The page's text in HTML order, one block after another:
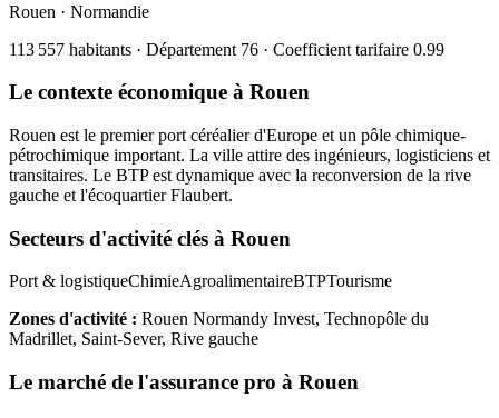
Rouen · Normandie
113 557 habitants · Département 76 · Coefficient tarifaire 0.99
Le contexte économique à Rouen
Rouen est le premier port céréalier d'Europe et un pôle chimique-
pétrochimique important. La ville attire des ingénieurs, logisticiens et
transitaires. Le BTP est dynamique avec la reconversion de la rive
gauche et l'écoquartier Flaubert.
Secteurs d'activité clés à Rouen
Port & logistiqueChimieAgroalimentaireBTPTourisme
Zones d'activité : Rouen Normandy Invest, Technopôle du
Madrillet, Saint-Sever, Rive gauche
Le marché de l'assurance pro à Rouen